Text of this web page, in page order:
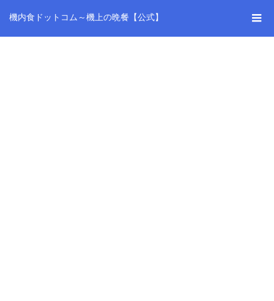
機内食ドットコム～機上の晩餐【公式】